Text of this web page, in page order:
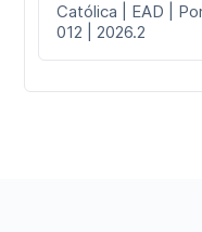
Católica | EAD |
012 | 2026.2